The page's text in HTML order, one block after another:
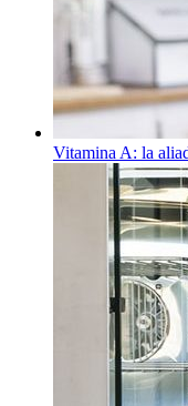
Vitamina A: la